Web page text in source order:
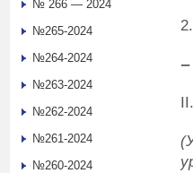
2.
‒
II.
№ 266 — 2024
№265-2024
№264-2024
№263-2024
№262-2024
№261-2024
№260-2024